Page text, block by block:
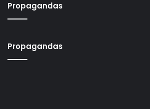
Propagandas
Propagandas